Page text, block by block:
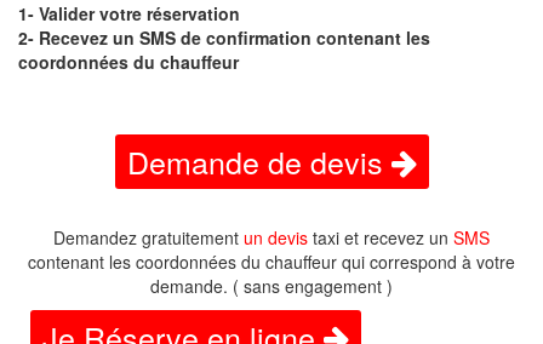
1- Valider votre réservation
2- Recevez un SMS de confirmation contenant les
coordonnées du chauffeur
Demande de devis
Demandez gratuitement un devis taxi et recevez un SMS
contenant les coordonnées du chauffeur qui correspond à votre
demande. ( sans engagement )